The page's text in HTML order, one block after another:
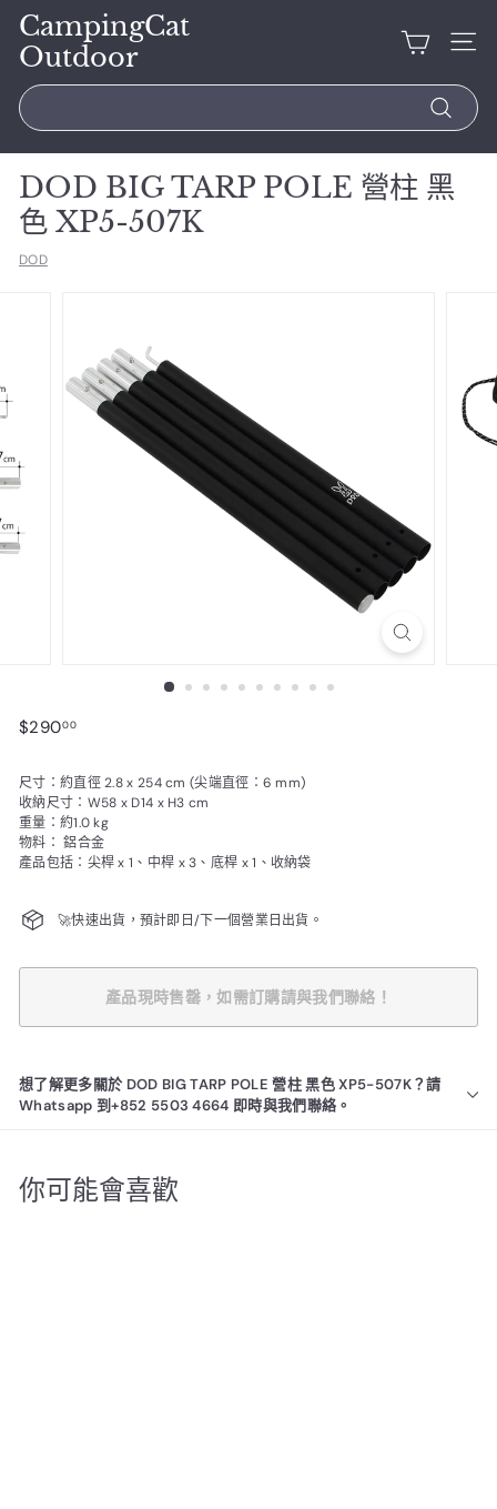
CampingCat
Outdoor
Search
DOD BIG TARP POLE 營柱 黑
色 XP5-507K
DOD
$29000$290.00
尺寸：約直徑 2.8 x 254 cm (尖端直徑：6 mm)
收納尺寸：W58 x D14 x H3 cm
重量：約1.0 kg
物料： 鋁合金
產品包括：尖桿 x 1、中桿 x 3、底桿 x 1、收納袋
🚀快速出貨，預計即日/下一個營業日出貨。
產品現時售罄，如需訂購請與我們聯絡！
想了解更多關於 DOD BIG TARP POLE 營柱 黑色 XP5-507K？請
Whatsapp 到+852 5503 4664 即時與我們聯絡。
你可能會喜歡